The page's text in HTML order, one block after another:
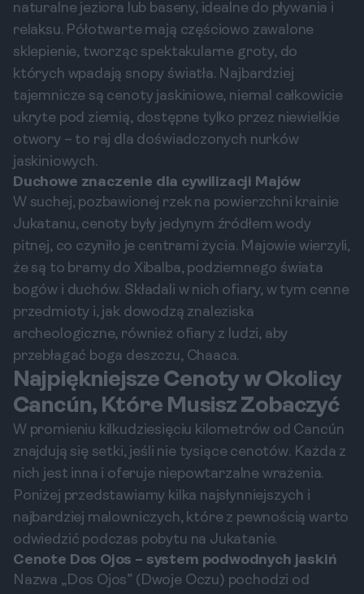
naturalne jeziora lub baseny, idealne do pływania i
relaksu. Półotwarte mają częściowo zawalone
sklepienie, tworząc spektakularne groty, do
których wpadają snopy światła. Najbardziej
tajemnicze są cenoty jaskiniowe, niemal całkowicie
ukryte pod ziemią, dostępne tylko przez niewielkie
otwory – to raj dla doświadczonych nurków
jaskiniowych.
Duchowe znaczenie dla cywilizacji Majów
W suchej, pozbawionej rzek na powierzchni krainie
Jukatanu, cenoty były jedynym źródłem wody
pitnej, co czyniło je centrami życia. Majowie wierzyli,
że są to bramy do Xibalba, podziemnego świata
bogów i duchów. Składali w nich ofiary, w tym cenne
przedmioty i, jak dowodzą znaleziska
archeologiczne, również ofiary z ludzi, aby
przebłagać boga deszczu, Chaaca.
Najpiękniejsze Cenoty w Okolicy
Cancún, Które Musisz Zobaczyć
W promieniu kilkudziesięciu kilometrów od Cancún
znajdują się setki, jeśli nie tysiące cenotów. Każda z
nich jest inna i oferuje niepowtarzalne wrażenia.
Poniżej przedstawiamy kilka najsłynniejszych i
najbardziej malowniczych, które z pewnością warto
odwiedzić podczas pobytu na Jukatanie.
Cenote Dos Ojos – system podwodnych jaskiń
Nazwa „Dos Ojos” (Dwoje Oczu) pochodzi od